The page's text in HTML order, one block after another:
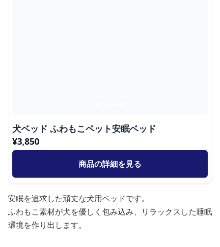
犬ベッド ふわもこペット安眠ベッド
¥3,850
商品の詳細を見る
安眠を追求した頑丈な犬用ベッドです。
ふわもこ素材が犬を優しく包み込み、リラックスした睡眠
環境を作り出します。